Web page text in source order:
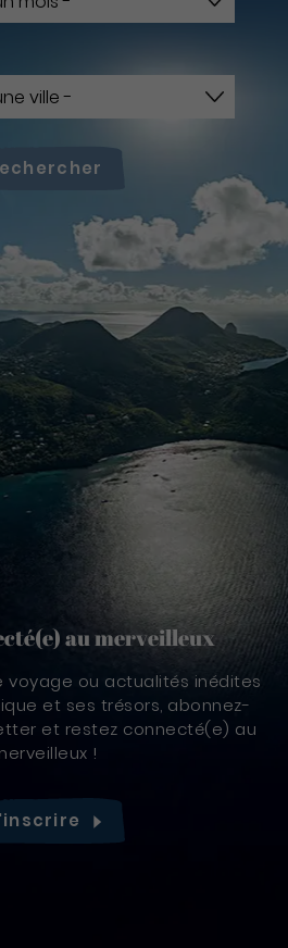
au merveilleux
voyage ou actualités inédites
et ses trésors, abonnez-
et restez connecté(e) au
!